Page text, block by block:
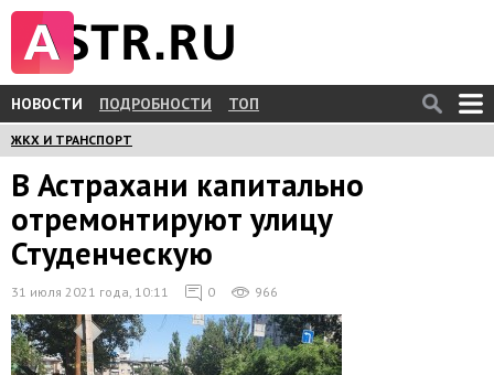
НОВОСТИ ПОДРОБНОСТИ ТОП
ЖКХ И ТРАНСПОРТ
В Астрахани капитально
отремонтируют улицу
Студенческую
31 июля 2021 года, 10:11 0 966